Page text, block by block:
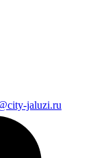
jaluzi.ru